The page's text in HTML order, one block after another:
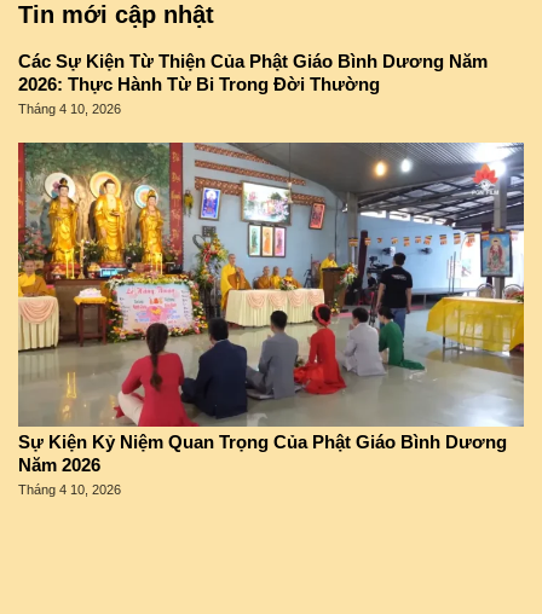
Tin mới cập nhật
Các Sự Kiện Từ Thiện Của Phật Giáo Bình Dương Năm
2026: Thực Hành Từ Bi Trong Đời Thường
Tháng 4 10, 2026
Sự Kiện Kỷ Niệm Quan Trọng Của Phật Giáo Bình Dương
Năm 2026
Tháng 4 10, 2026